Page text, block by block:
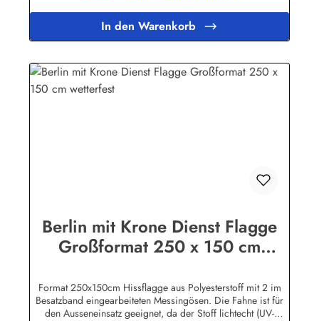
In den Warenkorb
Berlin mit Krone Dienst Flagge
Großformat 250 x 150 cm
Format 250x150cm Hissflagge aus Polyesterstoff mit 2 im
Besatzband eingearbeiteten Messingösen. Die Fahne ist für
den Ausseneinsatz geeignet, da der Stoff lichtecht (UV-